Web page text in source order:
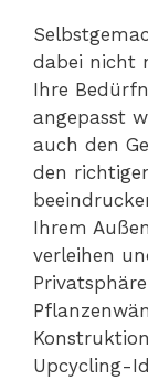
dabei nicht
Ihre
angepasst
auch den
den
Ihrem
verleihen
Upcycling-